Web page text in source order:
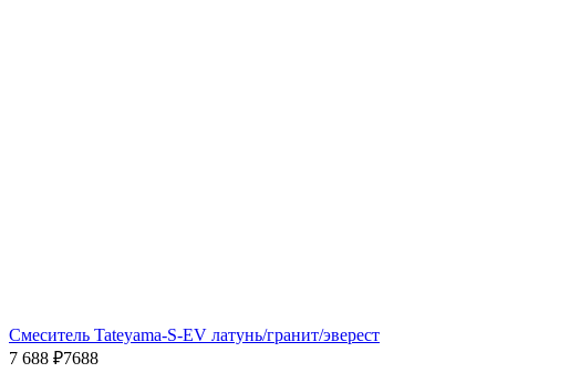
Смеситель Tateyama-S-EV латунь/гранит/эверест
7 688 ₽7688